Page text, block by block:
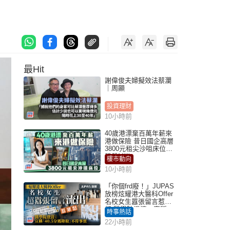
最Hit
謝偉俊夫婦擬效法蔡瀾
｜周顯
投資理財
10小時前
40歲港漂棄百萬年薪來
港做保險 昔日國企高層
3800元租尖沙咀床位｜
租盤Million
樓市動向
10小時前
「你個frd廢！」JUPAS
放榜炫耀港大醫科Offer
名校女生囂張留言惹眾
怒 醫學院澄清：宣稱
「40.5分獲錄取」不符事
實｜Juicy叮
時事熱話
22小時前